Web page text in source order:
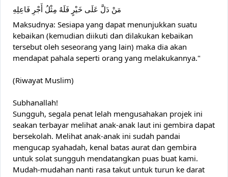
مَنْ دَلَّ عَلَى خَيْرٍ فَلَهُ مِثْلُ أَجْرِ فَاعِلِهِ
Maksudnya: Sesiapa yang dapat menunjukkan suatu
kebaikan (kemudian diikuti dan dilakukan kebaikan
tersebut oleh seseorang yang lain) maka dia akan
mendapat pahala seperti orang yang melakukannya."
(Riwayat Muslim)
Subhanallah!
Sungguh, segala penat lelah mengusahakan projek ini
seakan terbayar melihat anak-anak laut ini gembira dapat
bersekolah. Melihat anak-anak ini sudah pandai
mengucap syahadah, kenal batas aurat dan gembira
untuk solat sungguh mendatangkan puas buat kami.
Mudah-mudahan nanti rasa takut untuk turun ke darat